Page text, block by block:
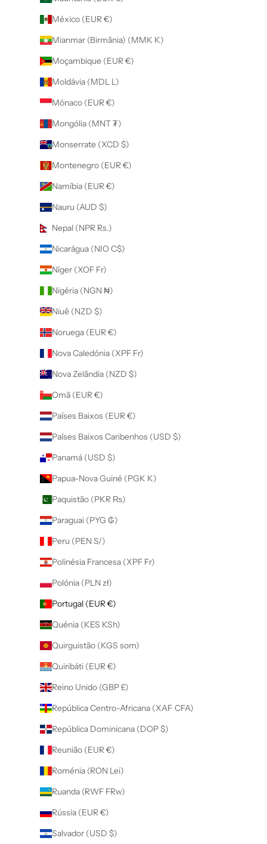
México (EUR €)
Mianmar (Birmânia) (MMK K)
Moçambique (EUR €)
Moldávia (MDL L)
Mónaco (EUR €)
Mongólia (MNT ₮)
Monserrate (XCD $)
Montenegro (EUR €)
Namíbia (EUR €)
Nauru (AUD $)
Nepal (NPR Rs.)
Nicarágua (NIO C$)
Níger (XOF Fr)
Nigéria (NGN ₦)
Niuê (NZD $)
Noruega (EUR €)
Nova Caledónia (XPF Fr)
Nova Zelândia (NZD $)
Omã (EUR €)
Países Baixos (EUR €)
Países Baixos Caribenhos (USD $)
Panamá (USD $)
Papua-Nova Guiné (PGK K)
Paquistão (PKR ₨)
Paraguai (PYG ₲)
Peru (PEN S/)
Polinésia Francesa (XPF Fr)
Polónia (PLN zł)
Portugal (EUR €)
Quénia (KES KSh)
Quirguistão (KGS som)
Quiribáti (EUR €)
Reino Unido (GBP £)
República Centro-Africana (XAF CFA)
República Dominicana (DOP $)
Reunião (EUR €)
Roménia (RON Lei)
Ruanda (RWF FRw)
Rússia (EUR €)
Salvador (USD $)